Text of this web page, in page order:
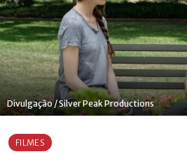
Divulgação / Silver Peak Productions
FILMES